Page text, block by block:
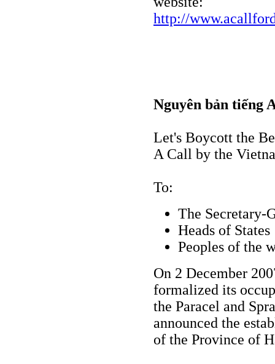
http://
Nguyên bản tiếng
Let's Boycott the
A Call by the
To:
The Secretary-
Heads of States
Peoples of the
On 2 December
formalized its
the Paracel and
announced the
of the Province of